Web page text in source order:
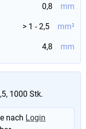
0,8 mm
> 1 - 2,5 mm²
4,8 mm
1000 Stk.
nach Login